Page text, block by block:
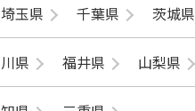
埼玉県 千葉県 茨城県
県 福井県 山梨県